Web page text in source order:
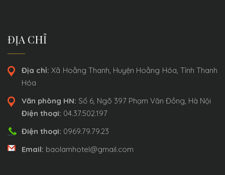
ĐỊA CHỈ
Địa chỉ:Xã Hoằng Thanh, Huyện Hoằng Hóa, Tỉnh Thanh
Hóa
Văn phòng HN: Số 6, Ngõ 397 Phạm Văn Đồng, Hà Nội
Điện thoại: 04.37.502.197
Điện thoại: 0969.79.79.23
Email: baolamhotel@gmail.com